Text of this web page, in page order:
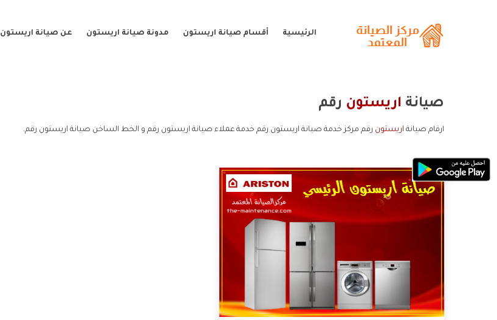
الرئيسية أقسام صيانة اريستون مدونة صيانة اريستون عن صيانة اريستون
صيانة اريستون رقم
ارقام صيانة اريستون رقم مركز خدمة صيانة اريستون رقم خدمة عملاء صيانة اريستون رقم و الخط الساخن صيانة اريستون رقم.